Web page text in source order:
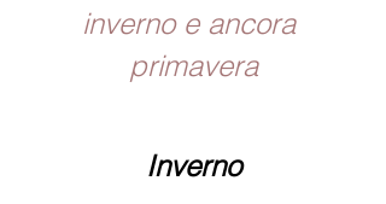
inverno e ancora
primavera
Inverno